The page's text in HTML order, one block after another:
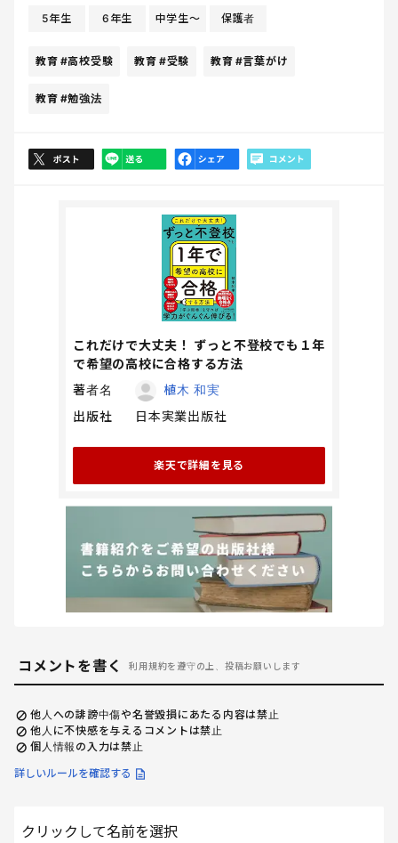
5年生 6年生 中学生〜 保護者
教育 #高校受験 教育 #受験 教育 #言葉がけ
教育 #勉強法
これだけで大丈夫！ ずっと不登校でも１年
で希望の高校に合格する方法
著者名
植木 和実
出版社
日本実業出版社
楽天で詳細を見る
コメントを書く 利用規約を遵守の上、投稿お願いします
他人への誹謗中傷や名誉毀損にあたる内容は禁止
他人に不快感を与えるコメントは禁止
個人情報の入力は禁止
詳しいルールを確認する
クリックして名前を選択